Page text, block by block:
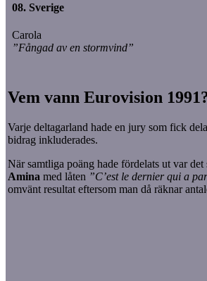
08. Sverige
Carola
”Fångad av en stormvind”
Vem vann Eurovision
Varje deltagarland hade en jury som fick
bidrag inkluderades.
När samtliga poäng hade fördelats ut var det
Amina med låten ”C’est le dernier qui a
omvänt resultat eftersom man då räknar